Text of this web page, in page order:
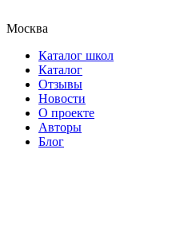
Москва
Каталог школ
Каталог
Отзывы
Новости
О проекте
Авторы
Блог